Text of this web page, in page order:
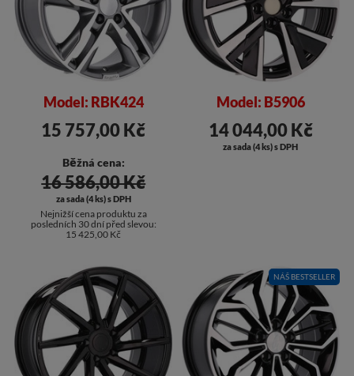
Model: RBK424
Běžná cena:
16 586,00 Kč
15 757,00 Kč
za sada (4 ks) s DPH
Nejnižší cena produktu za
posledních 30 dní před slevou:
15 425,00 Kč
Model: B5906
14 044,00 Kč
za sada (4 ks) s DPH
NÁŠ BESTSELLER